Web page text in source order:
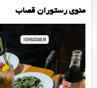
منوی رستوران قصاب